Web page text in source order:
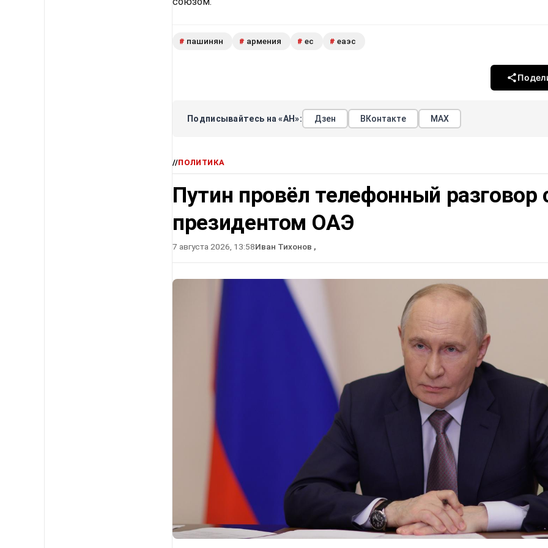
# пашинян # армения # ес # еаэс
Подписывайтесь на «АН»: Дзен ВКонтакте МАХ
//ПОЛИТИКА
Путин провёл телефонный разговор
президентом ОАЭ
7 августа 2026, 13:58Иван Тихонов ,